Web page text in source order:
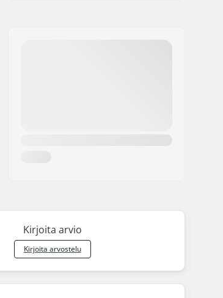
Kirjoita arvio
Kirjoita arvostelu